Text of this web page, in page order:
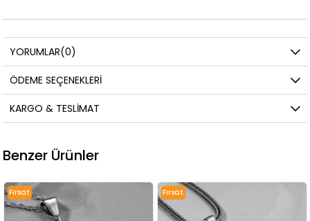
YORUMLAR(0)
ÖDEME SEÇENEKLERI
KARGO & TESLIMAT
Benzer Ürünler
Ürünü